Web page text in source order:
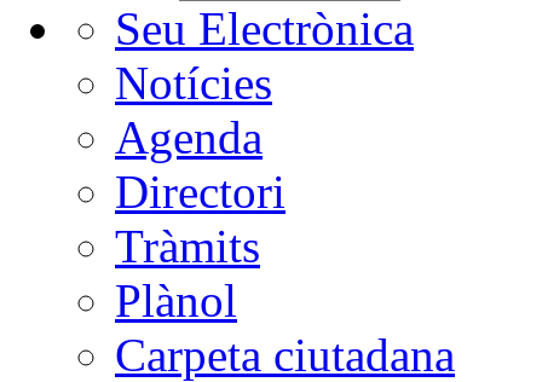
Seu Electrònica
Notícies
Agenda
Directori
Tràmits
Plànol
Carpeta ciutadana